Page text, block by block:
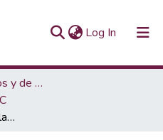
Log In (current)
Artículos académicos y de opinión
El pensamiento crítico en la educación formal como pilar para el desarrollo humano del estudiante